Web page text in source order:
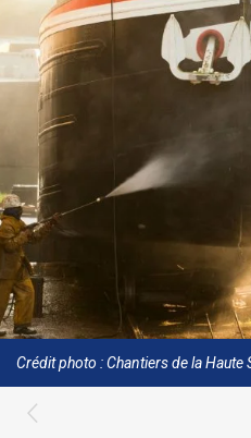
Crédit photo : Chantiers de la Haute